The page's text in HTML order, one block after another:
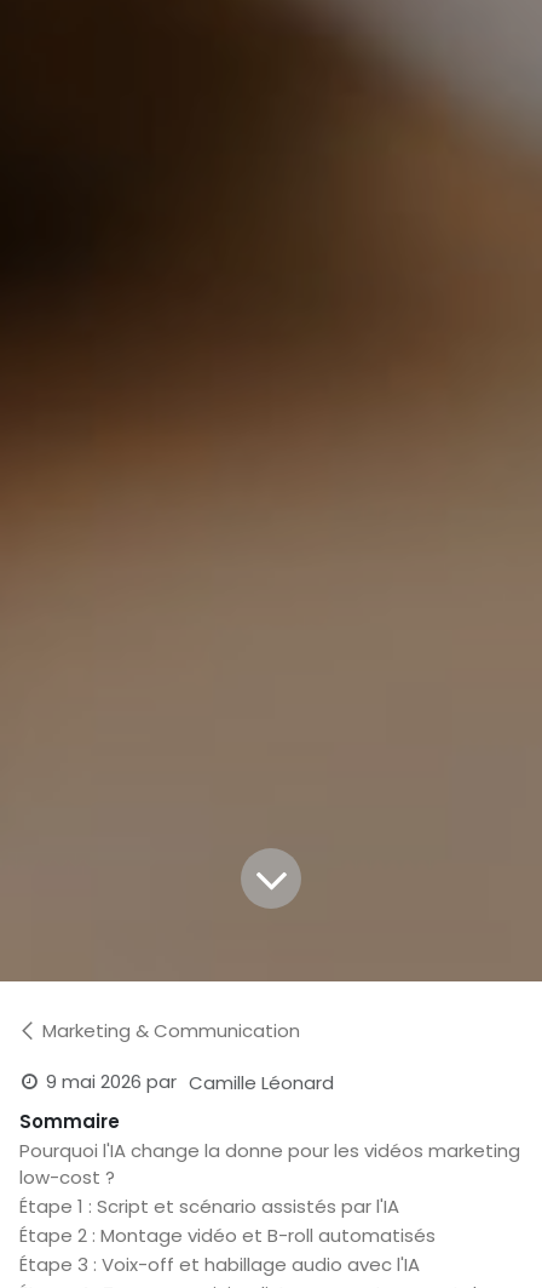
Marketing & Communication
9 mai 2026 par Camille Léonard
Sommaire
Pourquoi l'IA change la donne pour les vidéos marketing
low-cost ?
Étape 1 : Script et scénario assistés par l'IA
Étape 2 : Montage vidéo et B-roll automatisés
Étape 3 : Voix-off et habillage audio avec l'IA